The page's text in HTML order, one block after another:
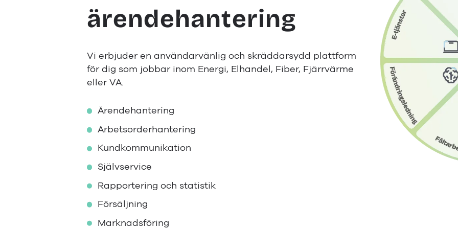
ärendehantering
Vi erbjuder en användarvänlig och skräddarsydd plattform
för dig som jobbar inom Energi, Elhandel, Fiber, Fjärrvärme
eller VA.
Ärendehantering
Arbetsorderhantering
Kundkommunikation
Självservice
Rapportering och statistik
Försäljning
Marknadsföring